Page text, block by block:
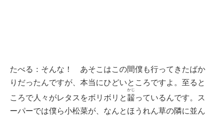
たべる：そんな！ あそこはこの間僕も行ってきたばか
りだったんですが、本当にひどいところですよ。至ると
ころで人々がレタスをボリボリと齧
かじ
っているんです。ス
ーパーでは僕ら小松菜が、なんとほうれん草の隣に並ん